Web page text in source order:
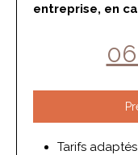
entreprise, en
Tarifs